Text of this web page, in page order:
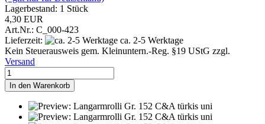
Lagerbestand: 1 Stück
4,30 EUR
Art.Nr.: C_000-423
Lieferzeit:
ca. 2-5 Werktage
Kein Steuerausweis gem. Kleinuntern.-Reg. §19 UStG zzgl.
Versand
In den Warenkorb